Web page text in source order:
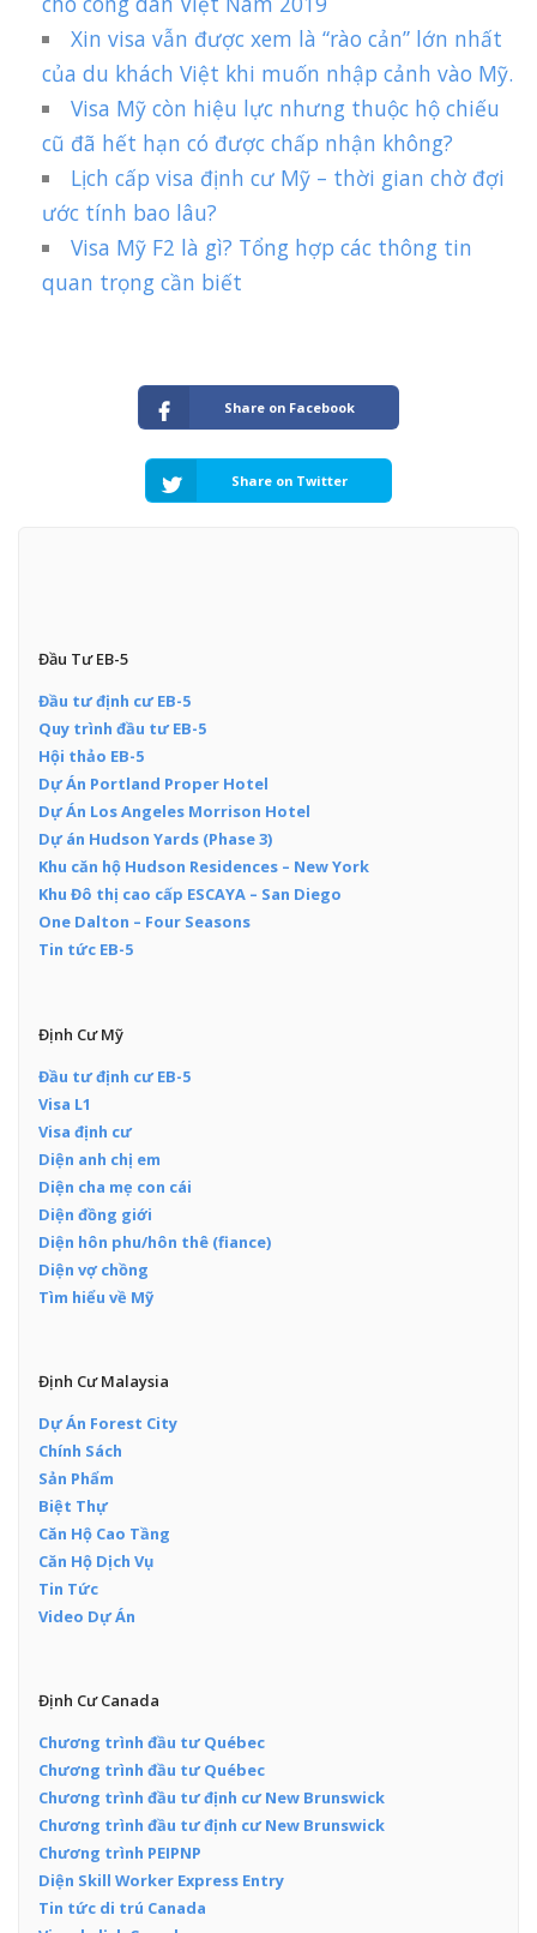
Xin visa vẫn được xem là “rào cản” lớn nhất
của du khách Việt khi muốn nhập cảnh vào Mỹ.
Visa Mỹ còn hiệu lực nhưng thuộc hộ chiếu
cũ đã hết hạn có được chấp nhận không?
Lịch cấp visa định cư Mỹ – thời gian chờ đợi
ước tính bao lâu?
Visa Mỹ F2 là gì? Tổng hợp các thông tin
quan trọng cần biết
Share on Facebook
Share on Twitter
Đầu Tư EB-5
Đầu tư định cư EB-5
Quy trình đầu tư EB-5
Hội thảo EB-5
Dự Án Portland Proper Hotel
Dự Án Los Angeles Morrison Hotel
Dự án Hudson Yards (Phase 3)
Khu căn hộ Hudson Residences – New York
Khu Đô thị cao cấp ESCAYA – San Diego
One Dalton – Four Seasons
Tin tức EB-5
Định Cư Mỹ
Đầu tư định cư EB-5
Visa L1
Visa định cư
Diện anh chị em
Diện cha mẹ con cái
Diện đồng giới
Diện hôn phu/hôn thê (fiance)
Diện vợ chồng
Tìm hiểu về Mỹ
Định Cư Malaysia
Dự Án Forest City
Chính Sách
Sản Phẩm
Biệt Thự
Căn Hộ Cao Tầng
Căn Hộ Dịch Vụ
Tin Tức
Video Dự Án
Định Cư Canada
Chương trình đầu tư Québec
Chương trình đầu tư Québec
Chương trình đầu tư định cư New Brunswick
Chương trình đầu tư định cư New Brunswick
Chương trình PEIPNP
Diện Skill Worker Express Entry
Tin tức di trú Canada